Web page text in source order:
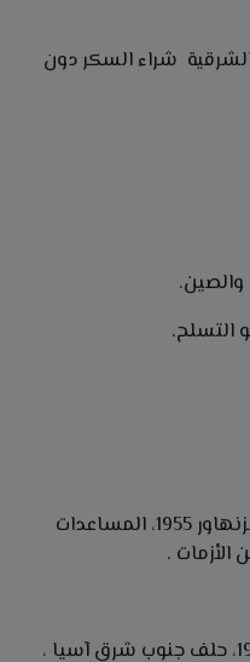
شراء السكر دون
والصين.
التسلح.
مشروع مارشال 1947، مشروع إيزنهاور 1955، المساعدات
الأزمات .
حلف الناتو شمال الأطلسي 1947، حلف جنوب شرق آسيا ،